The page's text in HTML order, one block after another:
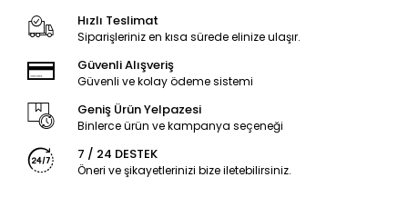
Hızlı Teslimat
Siparişleriniz en kısa sürede elinize ulaşır.
Güvenli Alışveriş
Güvenli ve kolay ödeme sistemi
Geniş Ürün Yelpazesi
Binlerce ürün ve kampanya seçeneği
7 / 24 DESTEK
Öneri ve şikayetlerinizi bize iletebilirsiniz.